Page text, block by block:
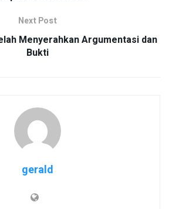
Next Post
Menyerahkan Argumentasi dan
Bukti
gerald